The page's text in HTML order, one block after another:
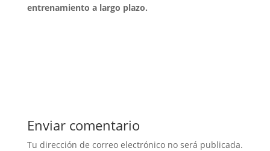
entrenamiento a largo plazo.
Enviar comentario
Tu dirección de correo electrónico no será publicada.